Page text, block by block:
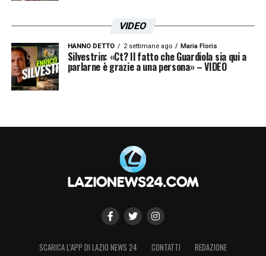
VIDEO
HANNO DETTO 2 settimane ago Maria Floris
Silvestrin: «Ct? Il fatto che Guardiola sia qui a
parlarne è grazie a una persona» – VIDEO
SCARICA L’APP DI LAZIO NEWS 24 CONTATTI REDAZIONE